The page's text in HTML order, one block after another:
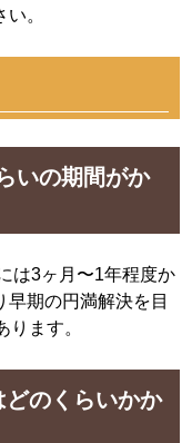
。
いの期間がか
は3ヶ月〜1年程度か
期の円満解決を目
ます。
のくらいかか